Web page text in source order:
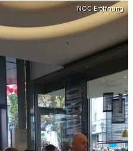
NOC Eröffnung